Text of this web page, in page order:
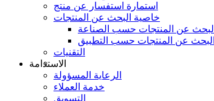
استمارة استفسار عن منتج
خاصية البحث عن المنتجات
البحث عن المنتجات حسب الصناعة
البحث عن المنتجات حسب التطبيق
التقنيات
الاستدامة
الرعاية المسؤولة
خدمة العملاء
التسويق